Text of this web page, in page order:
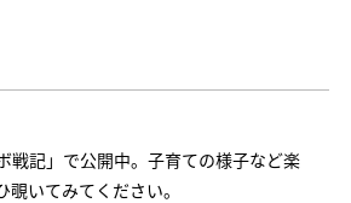
戦記」で公開中。子育ての様子など楽
覗いてみてください。